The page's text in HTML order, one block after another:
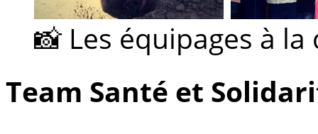
📸 Les équipages à
Team Santé et